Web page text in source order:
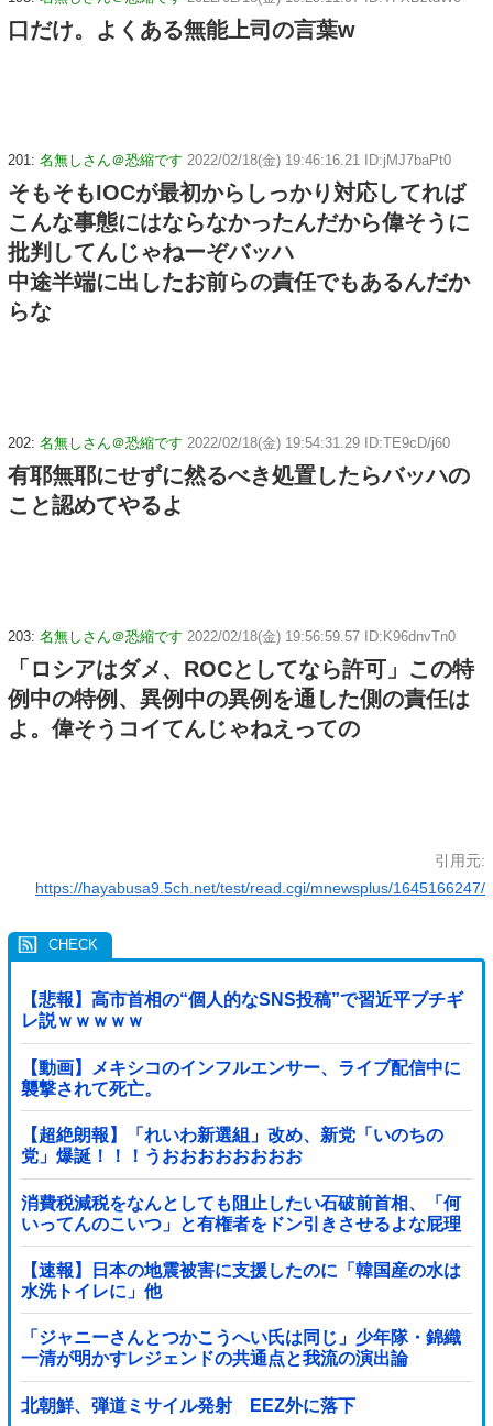
口だけ。よくある無能上司の言葉w
201: 名無しさん＠恐縮です 2022/02/18(金) 19:46:16.21 ID:jMJ7baPt0
そもそもIOCが最初からしっかり対応してれば
こんな事態にはならなかったんだから偉そうに
批判してんじゃねーぞバッハ
中途半端に出したお前らの責任でもあるんだか
らな
202: 名無しさん＠恐縮です 2022/02/18(金) 19:54:31.29 ID:TE9cD/j60
有耶無耶にせずに然るべき処置したらバッハの
こと認めてやるよ
203: 名無しさん＠恐縮です 2022/02/18(金) 19:56:59.57 ID:K96dnvTn0
「ロシアはダメ、ROCとしてなら許可」この特
例中の特例、異例中の異例を通した側の責任は
よ。偉そうコイてんじゃねえっての
引用元:
https://hayabusa9.5ch.net/test/read.cgi/mnewsplus/1645166247/
【悲報】高市首相の“個人的なSNS投稿”で習近平ブチギ
レ説ｗｗｗｗｗ
【動画】メキシコのインフルエンサー、ライブ配信中に
襲撃されて死亡。
【超絶朗報】「れいわ新選組」改め、新党「いのちの
党」爆誕！！！うおおおおおおおお
消費税減税をなんとしても阻止したい石破前首相、「何
いってんのこいつ」と有権者をドン引きさせるよな屁理
屈を……
【速報】日本の地震被害に支援したのに「韓国産の水は
水洗トイレに」他
「ジャニーさんとつかこうへい氏は同じ」少年隊・錦織
一清が明かすレジェンドの共通点と我流の演出論
北朝鮮、弾道ミサイル発射 EEZ外に落下